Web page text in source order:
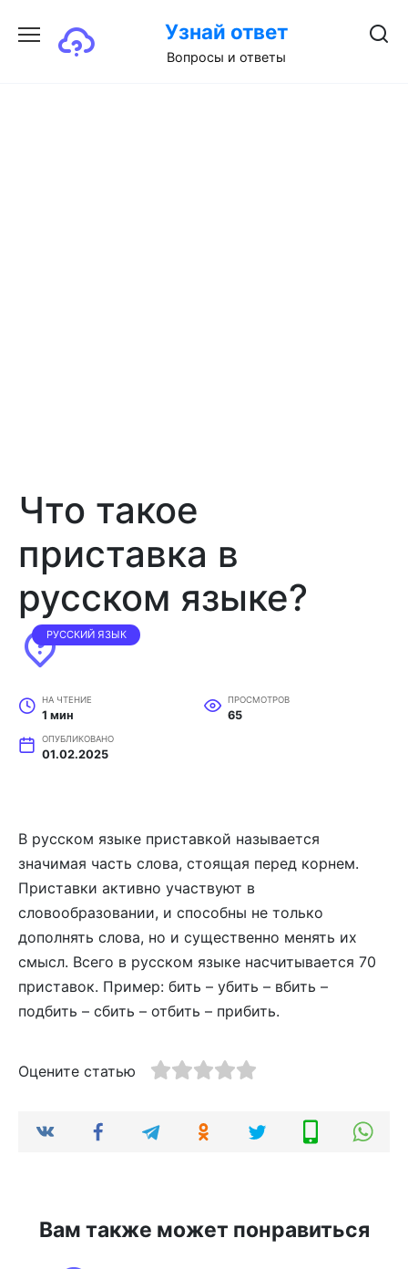
содержанию
Узнай ответ
Вопросы и ответы
Что такое
приставка в
русском языке?
РУССКИЙ ЯЗЫК
НА ЧТЕНИЕ
1 мин
ПРОСМОТРОВ
65
ОПУБЛИКОВАНО
01.02.2025
В русском языке приставкой называется
значимая часть слова, стоящая перед корнем.
Приставки активно участвуют в
словообразовании, и способны не только
дополнять слова, но и существенно менять их
смысл. Всего в русском языке насчитывается 70
приставок. Пример: бить – убить – вбить –
подбить – сбить – отбить – прибить.
Оцените статью
Вам также может понравиться